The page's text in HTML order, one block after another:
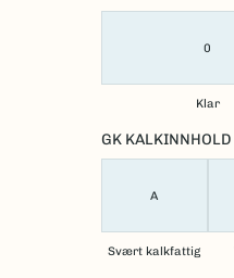
0
Klar
GK KALKINNHOLD
A
Svært kalkfattig